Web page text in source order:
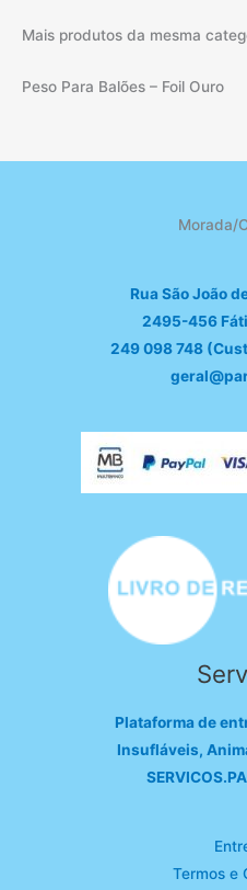
Mais produtos da mesma
Peso Para Balões – Foil Ouro
Morada/
Rua São João
2495-456
249 098 748
Plataforma de
Insufláveis,
Termos e